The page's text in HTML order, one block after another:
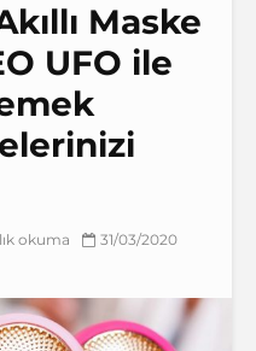
Maske
UFO ile
okuma 31/03/2020